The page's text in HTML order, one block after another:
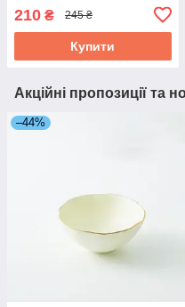
210 ₴ 245 ₴
Купити
Акційні пропозиції та
–44%